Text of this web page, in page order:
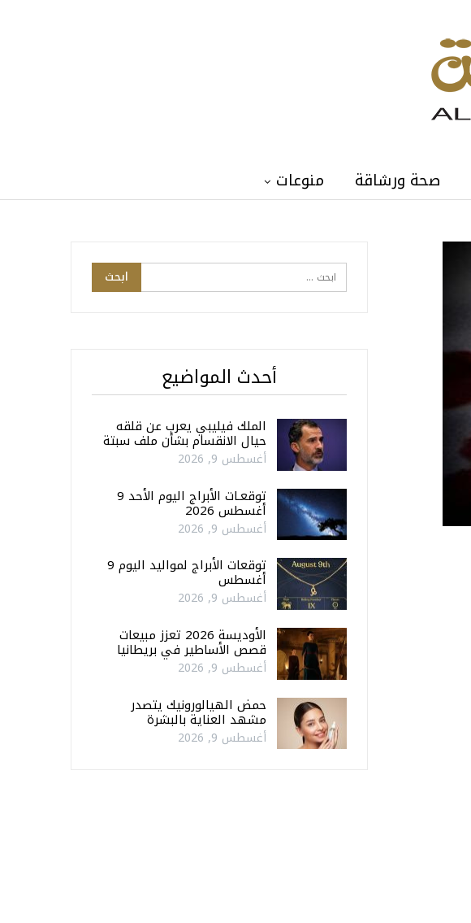
صحة ورشاقة منوعات
أحدث المواضيع
الملك فيليبي يعرب عن قلقه
حيال الانقسام بشأن ملف سبتة
أغسطس 9, 2026
توقعـات الأبراج اليوم الأحد 9
أغسطس 2026
أغسطس 9, 2026
توقعات الأبراج لمواليد اليوم 9
أغسطس
أغسطس 9, 2026
الأوديسة 2026 تعزز مبيعات
قصص الأساطير في بريطانيا
أغسطس 9, 2026
حمض الهيالورونيك يتصدر
مشهد العناية بالبشرة
أغسطس 9, 2026